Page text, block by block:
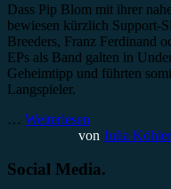
Dass Pip Blom mit ihrer
bewiesen kürzlich Support-
Breeders, Franz Ferdinand
EPs als Band galten in
Geheimtipp und führten
Langspieler.
… Weiterlesen
von Julia Köhler
Social Media.